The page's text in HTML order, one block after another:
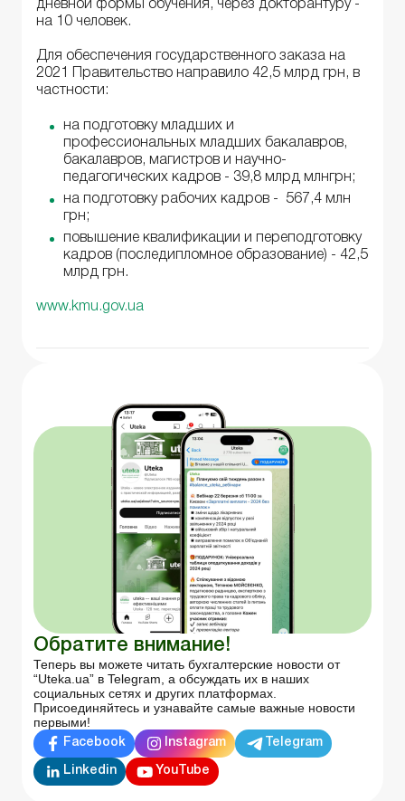
дневной формы обучения, через докторантуру -
на 10 человек.
Для обеспечения государственного заказа на
2021 Правительство направило 42,5 млрд грн, в
частности:
на подготовку младших и
профессиональных младших бакалавров,
бакалавров, магистров и научно-
педагогических кадров - 39,8 млрд млнгрн;
на подготовку рабочих кадров - 567,4 млн
грн;
повышение квалификации и переподготовку
кадров (последипломное образование) - 42,5
млрд грн.
www.kmu.gov.ua
Обратите внимание!
Теперь вы можете читать бухгалтерские новости от
“Uteka.ua” в Telegram, а обсуждать их в наших
социальных сетях и других платформах.
Присоединяйтесь и узнавайте самые важные новости
первыми!
Facebook Instagram Telegram
Linkedin YouTube